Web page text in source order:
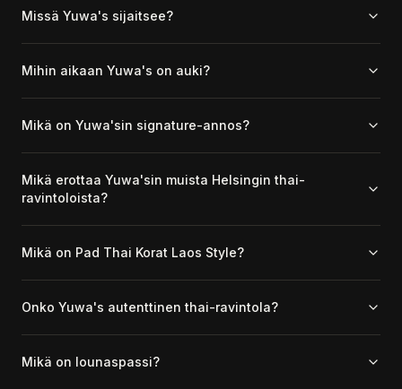
Missä Yuwa's sijaitsee?
Mihin aikaan Yuwa's on auki?
Mikä on Yuwa'sin signature-annos?
Mikä erottaa Yuwa'sin muista Helsingin thai-
ravintoloista?
Mikä on Pad Thai Korat Laos Style?
Onko Yuwa's autenttinen thai-ravintola?
Mikä on lounaspassi?